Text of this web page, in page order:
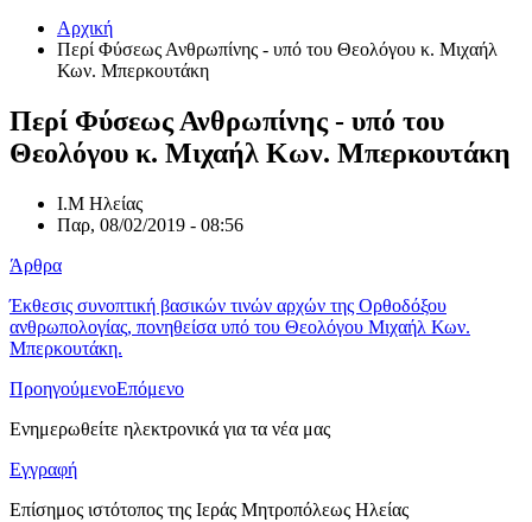
Αρχική
Περί Φύσεως Ανθρωπίνης - υπό του Θεολόγου κ. Μιχαήλ
Κων. Μπερκουτάκη
Περί Φύσεως Ανθρωπίνης - υπό του
Θεολόγου κ. Μιχαήλ Κων. Μπερκουτάκη
Ι.Μ Ηλείας
Παρ, 08/02/2019 - 08:56
Άρθρα
Έκθεσις συνοπτική βασικών τινών αρχών της Ορθοδόξου
ανθρωπολογίας, πονηθείσα υπό του Θεολόγου Μιχαήλ Κων.
Μπερκουτάκη.
ΠροηγούμενοΕπόμενο
Ενημερωθείτε ηλεκτρονικά για τα νέα μας
Εγγραφή
Επίσημος ιστότοπος της Ιεράς Μητροπόλεως Ηλείας